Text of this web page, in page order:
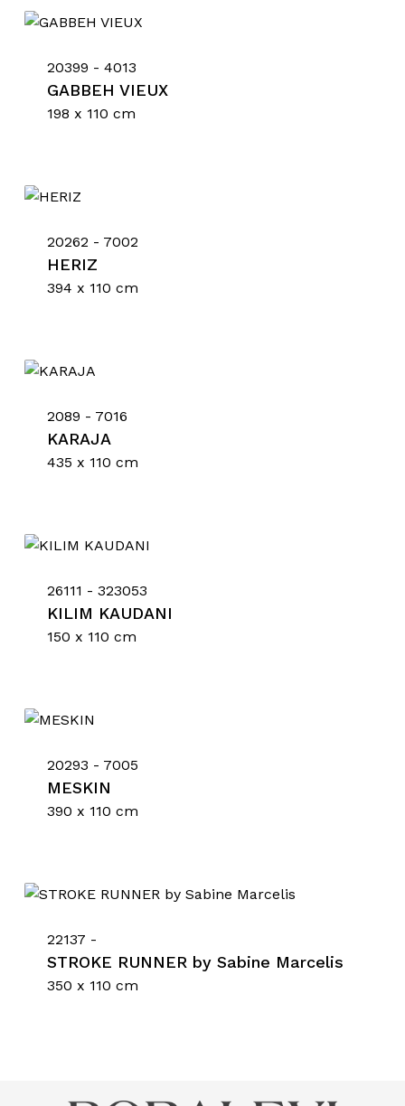
20399 - 4013
GABBEH VIEUX
198 x 110 cm
20262 - 7002
HERIZ
394 x 110 cm
2089 - 7016
KARAJA
435 x 110 cm
26111 - 323053
KILIM KAUDANI
150 x 110 cm
20293 - 7005
MESKIN
390 x 110 cm
22137 -
STROKE RUNNER by Sabine Marcelis
350 x 110 cm